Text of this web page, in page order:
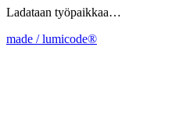
Ladataan työpaikkaa…
made / lumicode®